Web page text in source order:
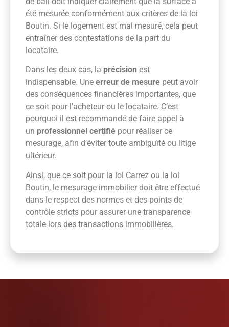
été mesurée conformément aux critères de la loi
Boutin. Si le logement est mal mesuré, cela peut
entraîner des contestations de la part du
locataire.
Dans les deux cas, la précision est
indispensable. Une erreur de mesure peut avoir
des conséquences financières importantes, que
ce soit pour l’acheteur ou le locataire. C’est
pourquoi il est recommandé de faire appel à
un professionnel certifié pour réaliser ce
mesurage, afin d’éviter toute ambiguïté ou litige
ultérieur.
Ainsi, que ce soit pour la loi Carrez ou la loi
Boutin, le mesurage immobilier doit être effectué
dans le respect des normes et des points de
contrôle stricts pour assurer une transparence
totale lors des transactions immobilières.